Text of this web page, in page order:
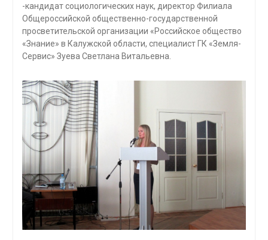
-кандидат социологических наук, директор Филиала
Общероссийской общественно-государственной
просветительской организации «Российское общество
«Знание» в Калужской области, специалист ГК «Земля-
Сервис» Зуева Светлана Витальевна.